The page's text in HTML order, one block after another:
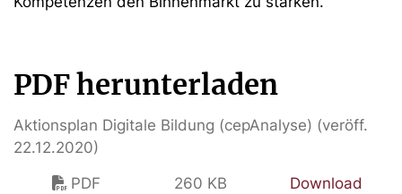
PDF herunterladen
Aktionsplan Digitale Bildung (cepAnalyse) (veröff.
22.12.2020)
PDF
260 KB Download